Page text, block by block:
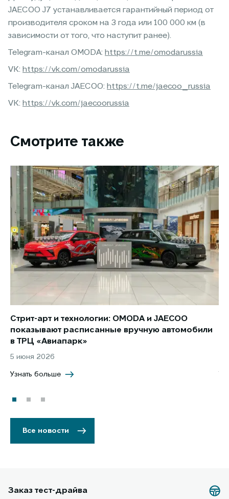
JAECOO J7 устанавливается гарантийный период от
производителя сроком на 3 года или 100 000 км (в
зависимости от того, что наступит ранее).
Telegram-канал OMODA: https://t.me/omodarussia
VK: https://vk.com/omodarussia
Telegram-канал JAECOO: https://t.me/jaecoo_russia
VK: https://vk.com/jaecoorussia
Смотрите также
Стрит-арт и технологии: OMODA и JAECOO
показывают расписанные вручную автомобили
в ТРЦ «Авиапарк»
5 июня 2026
Узнать больше
Все новости
Заказ тест-драйва